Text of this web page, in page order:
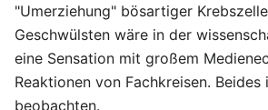
"Umerziehung" bösartiger
Geschwülsten wäre in der
eine Sensation mit großem
Reaktionen von Fachkreisen.
beobachten.